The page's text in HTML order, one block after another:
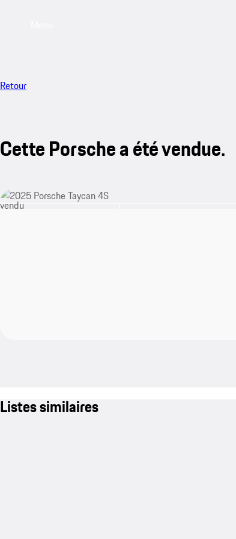
Retour
Cette Porsche a été vendue.
vendu
Listes similaires